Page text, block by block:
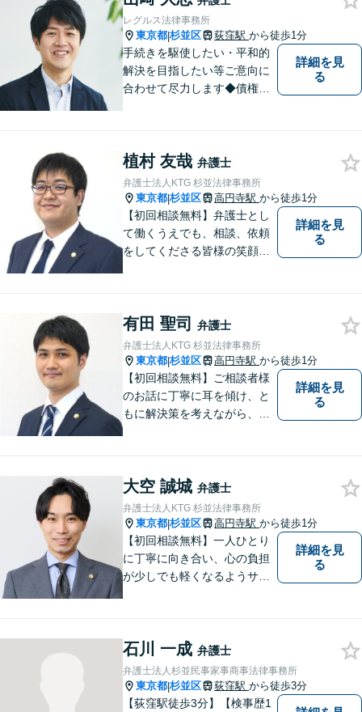
レグルス法律事務所
東京都|杉並区 荻窪駅 から徒歩1分
手続きを駆使したい・平和的
解決を目指したい等ご意向に
合わせて尽力します◆債権回
電気工事等】【請負代金、売
掛代金】今すぐにお電話くだ
さい。
詳細を見
る
植村 友哉 弁護士
弁護士法人KTG 杉並法律事務所
東京都|杉並区 高円寺駅 から徒歩1分
【初回相談無料】弁護士とし
て働くうえでも、相談、依頼
をしてくださる皆様の笑顔を
す。【夜間や休日相談も対応
可能】【メール・WEB面談
可】
詳細を見
る
有田 聖司 弁護士
弁護士法人KTG 杉並法律事務所
東京都|杉並区 高円寺駅 から徒歩1分
【初回相談無料】ご相談者様
のお話に丁寧に耳を傾け、と
もに解決策を考えながら、納
う日々精進して参ります。
【夜間や休日相談も対応可
能】【メール・WEB面談可】
詳細を見
る
大空 誠城 弁護士
弁護士法人KTG 杉並法律事務所
東京都|杉並区 高円寺駅 から徒歩1分
【初回相談無料】一人ひとり
に丁寧に向き合い、心の負担
が少しでも軽くなるようサポ
しています。【夜間や休日相
談も対応可能】【メール・WE
B面談可】
詳細を見
る
石川 一成 弁護士
弁護士法人杉並民事家事商事法律事務所
東京都|杉並区 荻窪駅 から徒歩3分
【荻窪駅徒歩3分】【検事歴1